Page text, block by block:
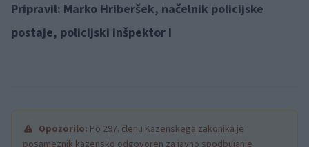
Pripravil: Marko Hriberšek, načelnik policijske
postaje, policijski inšpektor I
Opozorilo: Po 297. členu Kazenskega zakonika je